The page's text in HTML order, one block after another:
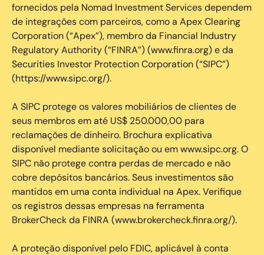
fornecidos pela Nomad Investment Services dependem
de integrações com parceiros, como a Apex Clearing
Corporation (“Apex”), membro da Financial Industry
Regulatory Authority (“FINRA”) (www.finra.org) e da
Securities Investor Protection Corporation (“SIPC”)
(https://www.sipc.org/).
A SIPC protege os valores mobiliários de clientes de
seus membros em até US$ 250.000,00 para
reclamações de dinheiro. Brochura explicativa
disponível mediante solicitação ou em www.sipc.org. O
SIPC não protege contra perdas de mercado e não
cobre depósitos bancários. Seus investimentos são
mantidos em uma conta individual na Apex. Verifique
os registros dessas empresas na ferramenta
BrokerCheck da FINRA (www.brokercheck.finra.org/).
A proteção disponível pelo FDIC, aplicável à conta